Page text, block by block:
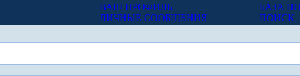
ВАШ ПРОФИЛЬ
ЛИЧНЫЕ СООБЩЕНИЯ
БАЗА
ПОИСК